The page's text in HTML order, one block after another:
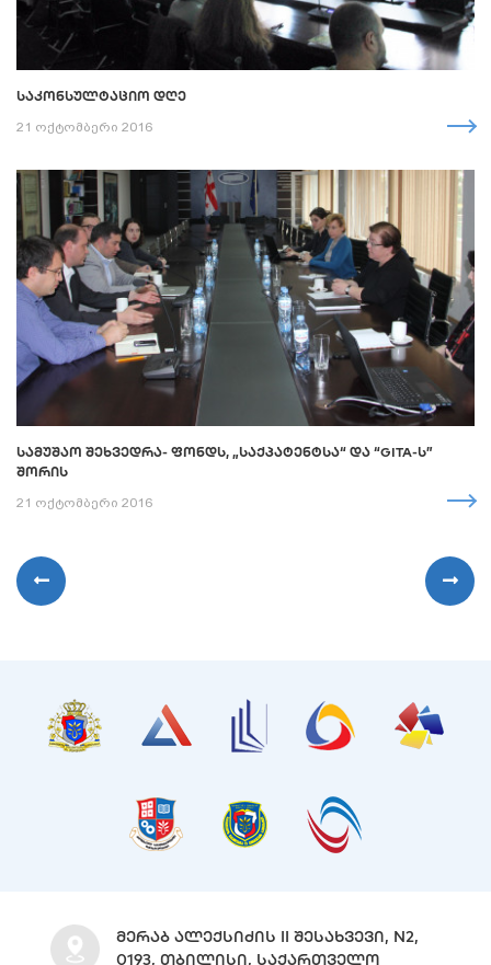
ᲡᲐᲙᲝᲜᲡᲣᲚᲢᲐᲪᲘᲝ ᲓᲦᲔ
21 ოქტომბერი 2016
ᲡᲐᲛᲣᲨᲐᲝ ᲨᲔᲮᲕᲔᲓᲠᲐ- ᲤᲝᲜᲓᲡ, „ᲡᲐᲥᲞᲐᲢᲔᲜᲢᲡᲐ“ ᲓᲐ “GITA-Ს”
ᲨᲝᲠᲘᲡ
21 ოქტომბერი 2016
ᲛᲔᲠᲐᲑ ᲐᲚᲔᲥᲡᲘᲫᲘᲡ II ᲨᲔᲡᲐᲮᲕᲔᲕᲘ, N2,
0193, ᲗᲑᲘᲚᲘᲡᲘ, ᲡᲐᲥᲐᲠᲗᲕᲔᲚᲝ